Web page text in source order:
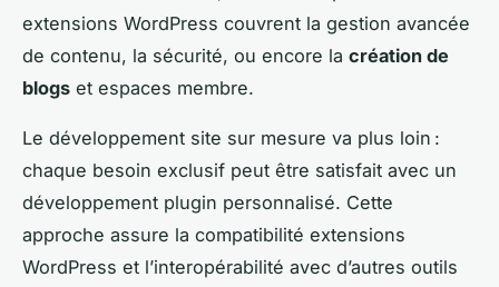
extensions WordPress couvrent la gestion avancée
de contenu, la sécurité, ou encore la création de
blogs et espaces membre.
Le développement site sur mesure va plus loin :
chaque besoin exclusif peut être satisfait avec un
développement plugin personnalisé. Cette
approche assure la compatibilité extensions
WordPress et l’interopérabilité avec d’autres outils